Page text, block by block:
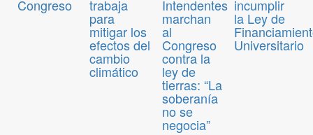
Congreso trabaja
para
mitigar los
efectos del
cambio
climático
Intendentes
marchan
al
Congreso
contra la
ley de
tierras: “La
soberanía
no se
negocia”
incumplir
la Ley de
Universitario